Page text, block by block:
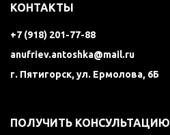
КОНТАКТЫ
+7 (918) 201-77-88
anufriev.antoshka@mail.ru
г. Пятигорск, ул. Ермолова, 6Б
ПОЛУЧИТЬ КОНСУЛЬТАЦИЮ